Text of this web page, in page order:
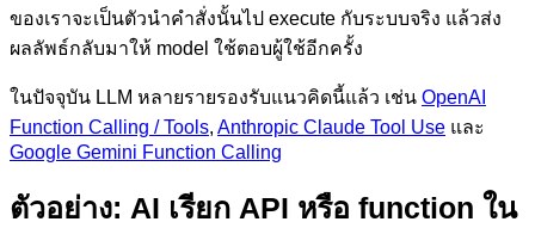
ของเราจะเป็นตัวนำคำสั่งนั้นไป execute กับระบบจริง แล้วส่ง
ผลลัพธ์กลับมาให้ model ใช้ตอบผู้ใช้อีกครั้ง
ในปัจจุบัน LLM หลายรายรองรับแนวคิดนี้แล้ว เช่น OpenAI
Function Calling / Tools, Anthropic Claude Tool Use และ
Google Gemini Function Calling
ตัวอย่าง: AI เรียก API หรือ function ใน